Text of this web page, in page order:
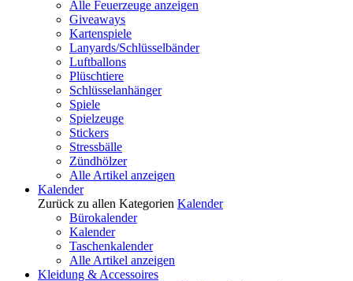
Alle Feuerzeuge anzeigen
Giveaways
Kartenspiele
Lanyards/Schlüsselbänder
Luftballons
Plüschtiere
Schlüsselanhänger
Spiele
Spielzeuge
Stickers
Stressbälle
Zündhölzer
Alle Artikel anzeigen
Kalender
Zurück zu allen Kategorien Kalender
Bürokalender
Kalender
Taschenkalender
Alle Artikel anzeigen
Kleidung & Accessoires